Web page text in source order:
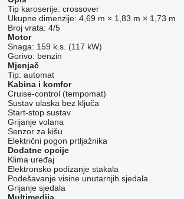
Tip karoserije: crossover
Ukupne dimenzije: 4,69 m × 1,83 m × 1,73 m
Broj vrata: 4/5
Motor
Snaga: 159 k.s. (117 kW)
Gorivo: benzin
Mjenjač
Tip: automat
Kabina i komfor
Cruise-control (tempomat)
Sustav ulaska bez ključa
Start-stop sustav
Grijanje volana
Senzor za kišu
Električni pogon prtljažnika
Dodatne opcije
Klima uređaj
Elektronsko podizanje stakala
Podešavanje visine unutarnjih sjedala
Grijanje sjedala